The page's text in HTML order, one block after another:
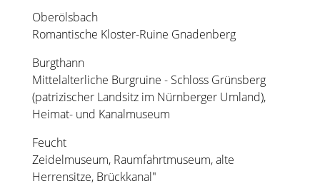
Oberölsbach
Romantische Kloster-Ruine Gnadenberg
Burgthann
Mittelalterliche Burgruine - Schloss Grünsberg
(patrizischer Landsitz im Nürnberger Umland),
Heimat- und Kanalmuseum
Feucht
Zeidelmuseum, Raumfahrtmuseum, alte
Herrensitze, Brückkanal"